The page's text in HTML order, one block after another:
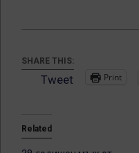
SHARE THIS:
Tweet Print
Related